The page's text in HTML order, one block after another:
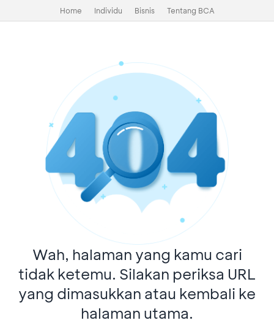
Home Individu Bisnis Tentang BCA
Wah, halaman yang kamu cari
tidak ketemu. Silakan periksa URL
yang dimasukkan atau kembali ke
halaman utama.